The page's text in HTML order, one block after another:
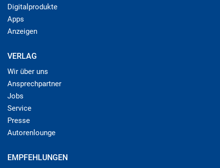
Digitalprodukte
Apps
Anzeigen
VERLAG
Wir über uns
Ansprechpartner
Jobs
Service
Presse
Autorenlounge
EMPFEHLUNGEN